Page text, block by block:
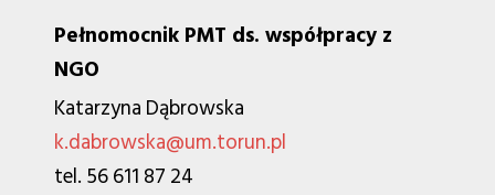
Pełnomocnik PMT ds. współpracy z
NGO
Katarzyna Dąbrowska
k.dabrowska@um.torun.pl
tel. 56 611 87 24